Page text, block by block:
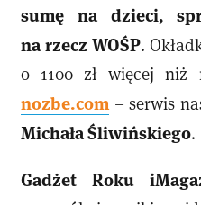
sumę na dzieci,
na rzecz WOŚP.
o 1100 zł więcej niż
nozbe.com – serwis
Michała Śliwińskiego.
Gadżet Roku